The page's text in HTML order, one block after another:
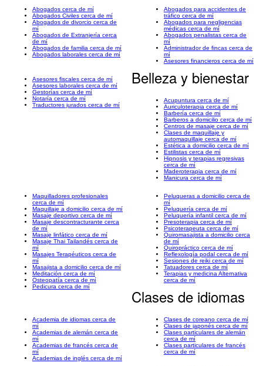
Abogados cerca de mí
Abogados Civiles cerca de mí
Abogados de divorcio cerca de
mí
Abogados de Extranjería cerca
de mí
Abogados de familia cerca de mí
Abogados laborales cerca de mí
Abogados para accidentes de
tráfico cerca de mí
Abogados para negligencias
médicas cerca de mí
Abogados penalistas cerca de
mí
Administrador de fincas cerca de
mí
Asesores financieros cerca de mí
Asesores fiscales cerca de mí
Asesores laborales cerca de mí
Gestorías cerca de mí
Notaría cerca de mí
Traductores jurados cerca de mí
Belleza y bienestar
Acupuntura cerca de mí
Auriculoterapia cerca de mí
Barbería cerca de mí
Barberos a domicilio cerca de mí
Centros de masaje cerca de mí
Clases de maquillaje y
automaquillaje cerca de mí
Estética a domicilio cerca de mí
Estilistas cerca de mí
Hipnosis y terapias regresivas
cerca de mí
Maderoterapia cerca de mí
Manicura cerca de mí
Maquilladores profesionales
cerca de mí
Maquillaje a domicilio cerca de mí
Masaje deportivo cerca de mí
Masaje descontracturante cerca
de mí
Masaje linfático cerca de mí
Masaje Thai Tailandés cerca de
mí
Masajes Terapéuticos cerca de
mí
Masajista a domicilio cerca de mí
Meditación cerca de mí
Osteopatía cerca de mí
Pedicura cerca de mí
Peluqueras a domicilio cerca de
mí
Peluquería cerca de mí
Peluquería infantil cerca de mí
Presoterapia cerca de mí
Psicoterapeuta cerca de mí
Quiromasajista a domicilio cerca
de mí
Quiropráctico cerca de mí
Reflexología podal cerca de mí
Sesiones de reiki cerca de mí
Tatuadores cerca de mí
Terapias y medicina Alternativa
cerca de mí
Clases de idiomas
Academia de idiomas cerca de
mí
Academias de alemán cerca de
mí
Academias de francés cerca de
mí
Academias de inglés cerca de mí
Clases de coreano cerca de mí
Clases de japonés cerca de mí
Clases particulares de alemán
cerca de mí
Clases particulares de francés
cerca de mí